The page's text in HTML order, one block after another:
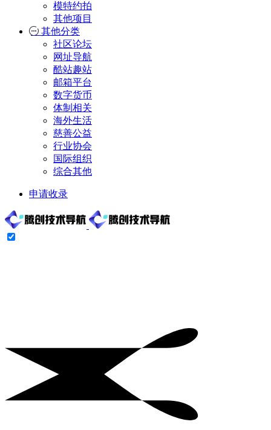
模特约拍
其他项目
其他分类
社区论坛
网址导航
酷站趣站
邮箱平台
数字货币
体制相关
海外生活
慈善公益
行业协会
国际组织
综合其他
申请收录